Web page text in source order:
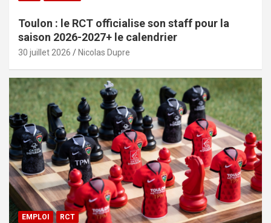
Toulon : le RCT officialise son staff pour la
saison 2026-2027+ le calendrier
30 juillet 2026 Nicolas Dupre
EMPLOI RCT